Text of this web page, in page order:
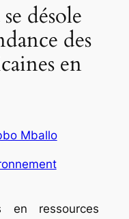
désole
des
en
Mballo
en ressources